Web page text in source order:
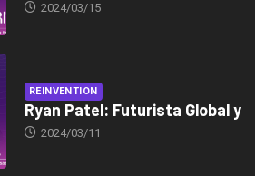
2024/03/15
REINVENTION
Ryan Patel: Futurista Global y
2024/03/11